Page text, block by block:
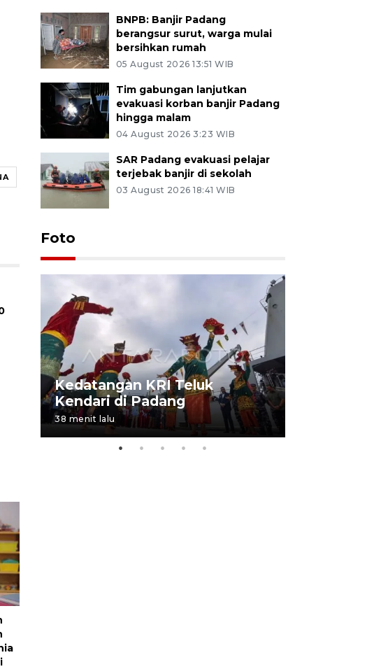
BNPB: Banjir Padang
berangsur surut, warga mulai
bersihkan rumah
05 August 2026 13:51 WIB
Tim gabungan lanjutkan
evakuasi korban banjir Padang
hingga malam
04 August 2026 3:23 WIB
SAR Padang evakuasi pelajar
terjebak banjir di sekolah
03 August 2026 18:41 WIB
Foto
Kedatangan KRI Teluk
Kendari di Padang
38 menit lalu